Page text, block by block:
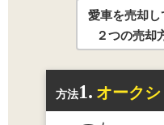
愛車を売却し
２つの売却
方法1. オーク